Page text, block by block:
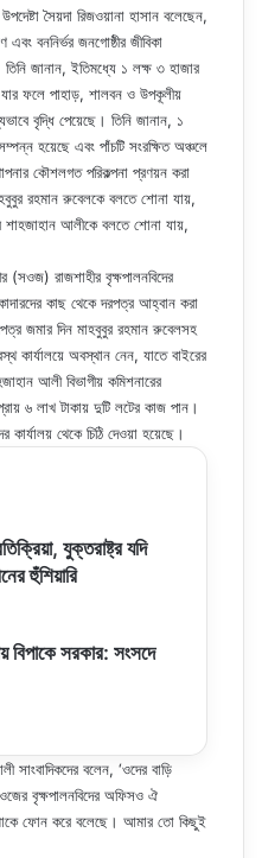
সৈয়দা রিজওয়ানা হাসান বলেছেন,
এবং বননির্ভর জনগোষ্ঠীর জীবিকা
জানান, ইতিমধ্যে ১ লক্ষ ৩ হাজার
ফলে পাহাড়, শালবন ও উপকূলীয়
বৃদ্ধি পেয়েছে। তিনি জানান, ১
হয়েছে এবং পাঁচটি সংরক্ষিত অঞ্চলে
কৌশলগত পরিকল্পনা প্রণয়ন করা
রহমান রুবেলকে বলতে শোনা যায়,
শাহজাহান আলীকে বলতে শোনা যায়,
রাজশাহীর বৃক্ষপালনবিদের
কাছ থেকে দরপত্র আহ্বান করা
জমার দিন মাহবুবুর রহমান রুবেলসহ
কার্যালয়ে অবস্থান নেন, যাতে বাইরের
আলী বিভাগীয় কমিশনারের
৬ লাখ টাকায় দুটি লটের কাজ পান।
কার্যালয় থেকে চিঠি দেওয়া হয়েছে।
যুক্তরাষ্ট্র যদি
হুঁশিয়ারি
বিপাকে সরকার: সংসদে
সাংবাদিকদের বলেন, ‘ওদের বাড়ি
বৃক্ষপালনবিদের অফিসও ঐ
ফোন করে বলেছে। আমার তো কিছুই